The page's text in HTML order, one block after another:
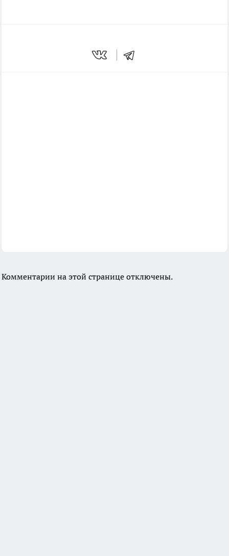
Комментарии на этой странице отключены.